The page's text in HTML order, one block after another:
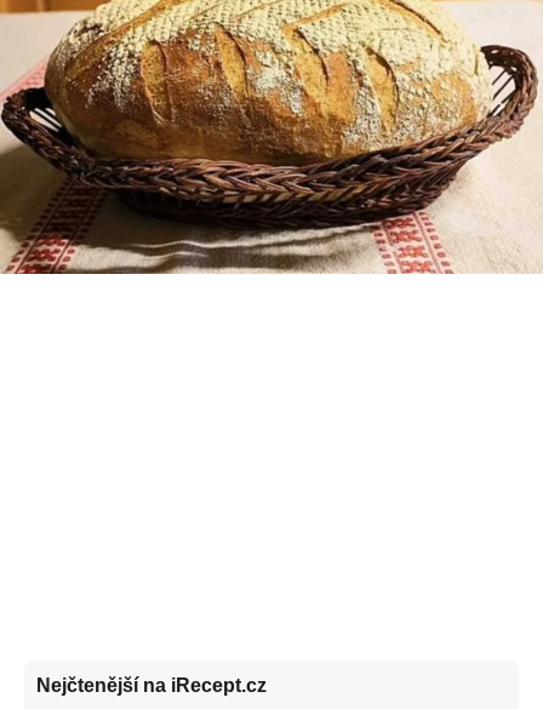
Nejčtenější na iRecept.cz